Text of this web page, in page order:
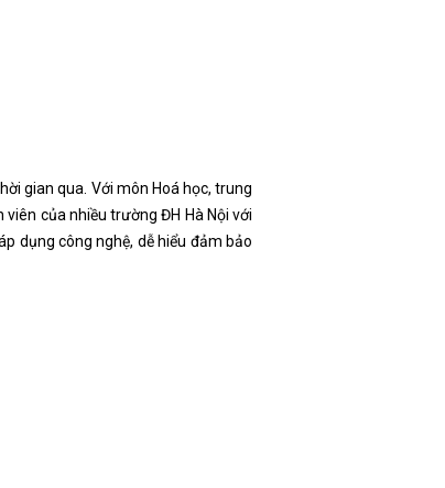
gian qua. Với môn Hoá học, trung
của nhiều trường ĐH Hà Nội với
dụng công nghệ, dễ hiểu đảm bảo